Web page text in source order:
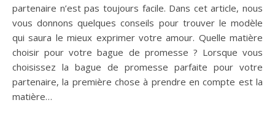
partenaire n’est pas toujours facile. Dans cet article, nous
vous donnons quelques conseils pour trouver le modèle
qui saura le mieux exprimer votre amour. Quelle matière
choisir pour votre bague de promesse ? Lorsque vous
choisissez la bague de promesse parfaite pour votre
partenaire, la première chose à prendre en compte est la
matière…